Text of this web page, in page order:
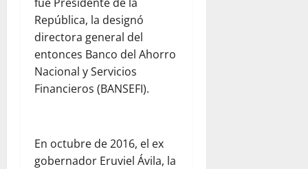
República, la designó
directora general del
entonces Banco del Ahorro
Nacional y Servicios
Financieros (BANSEFI).
En octubre de 2016, el ex
gobernador Eruviel Ávila, la